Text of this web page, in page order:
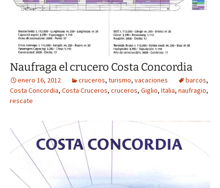
Naufraga el crucero Costa Concordia
enero 16, 2012 cruceros, turismo, vacaciones barcos,
Costa Concordia, Costa Cruceros, cruceros, Giglio, Italia, naufragio,
rescate